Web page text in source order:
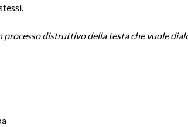
processo distruttivo della testa che vuole